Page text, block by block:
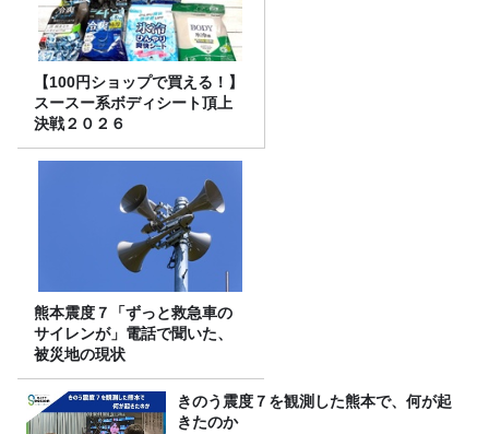
【100円ショップで買える！】
スースー系ボディシート頂上
決戦２０２６
熊本震度７「ずっと救急車の
サイレンが」電話で聞いた、
被災地の現状
きのう震度７を観測した熊本で、何が起
きたのか